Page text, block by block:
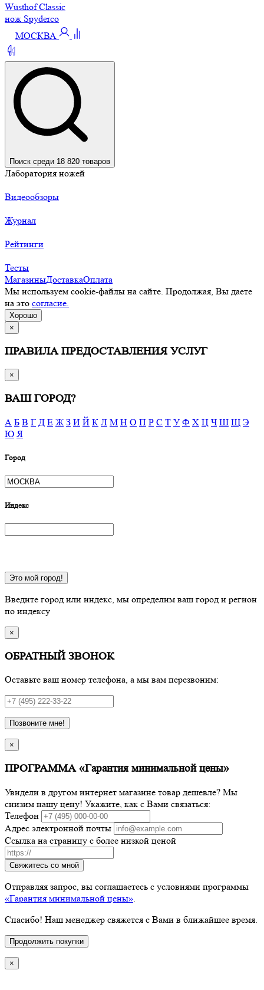
Wüsthof Classic
нож Spyderco
МОСКВА
Поиск среди 18 820 товаров
Лаборатория ножей
Видеообзоры
Журнал
Рейтинги
Тесты
МагазиныДоставкаОплата
Мы используем cookie-файлы на сайте. Продолжая, Вы даете
на это согласие.
Хорошо
×
ПРАВИЛА ПРЕДОСТАВЛЕНИЯ УСЛУГ
×
ВАШ ГОРОД?
А Б В Г Д Е Ж З И Й К Л М Н О П Р С Т У Ф Х Ц Ч Ш Щ Э
Ю Я
Город
Индекс
Это мой город!
Введите город или индекс, мы определим ваш город и регион
по индексу
×
ОБРАТНЫЙ ЗВОНОК
Оставьте ваш номер телефона, а мы вам перезвоним:
Позвоните мне!
×
ПРОГРАММА «Гарантия минимальной цены»
Увидели в другом интернет магазине товар дешевле? Мы
снизим нашу цену! Укажите, как с Вами связаться:
Телефон
Адрес электронной почты
Ссылка на страницу с более низкой ценой
Свяжитесь со мной
Отправляя запрос, вы соглашаетесь с условиями программы
«Гарантия минимальной цены»
Спасибо! Наш менеджер свяжется с Вами в ближайшее время.
Продолжить покупки
×